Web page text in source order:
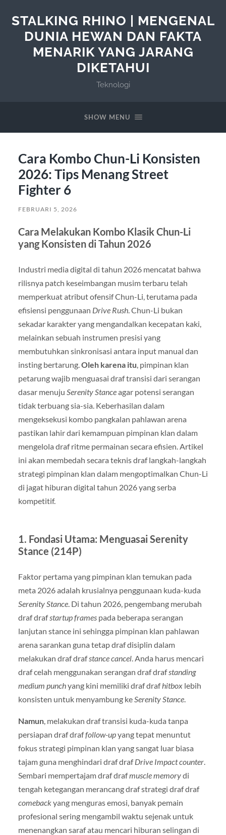
STALKING RHINO | MENGENAL
DUNIA HEWAN DAN FAKTA
MENARIK YANG JARANG
DIKETAHUI
Teknologi
SHOW MENU
Cara Kombo Chun-Li Konsisten
2026: Tips Menang Street
Fighter 6
FEBRUARI 5, 2026
Cara Melakukan Kombo Klasik Chun-Li
yang Konsisten di Tahun 2026
Industri media digital di tahun 2026 mencatat bahwa
rilisnya patch keseimbangan musim terbaru telah
memperkuat atribut ofensif Chun-Li, terutama pada
efisiensi penggunaan Drive Rush. Chun-Li bukan
sekadar karakter yang mengandalkan kecepatan kaki,
melainkan sebuah instrumen presisi yang
membutuhkan sinkronisasi antara input manual dan
insting bertarung.Oleh karena itu, pimpinan klan
petarung wajib menguasai draf transisi dari serangan
dasar menuju Serenity Stanceagar potensi serangan
tidak terbuang sia-sia. Keberhasilan dalam
mengeksekusi kombo pangkalan pahlawan arena
pastikan lahir dari kemampuan pimpinan klan dalam
mengelola draf ritme permainan secara efisien. Artikel
ini akan membedah secara teknis draf langkah-langkah
strategi pimpinan klan dalam mengoptimalkan Chun-Li
di jagat hiburan digital tahun 2026 yang serba
kompetitif.
1. Fondasi Utama: Menguasai Serenity
Stance (214P)
Faktor pertama yang pimpinan klan temukan pada
meta 2026 adalah krusialnya penggunaan kuda-kuda
Serenity Stance. Di tahun 2026, pengembang merubah
draf drafstartup framespada beberapa serangan
lanjutan stance ini sehingga pimpinan klan pahlawan
arena sarankan guna tetap draf disiplin dalam
melakukan draf drafstance cancel. Anda harus mencari
draf celah menggunakan serangan draf drafstanding
medium punchyang kini memiliki draf drafhitboxlebih
konsisten untuk menyambung keSerenity Stance.
Namun, melakukan draf transisi kuda-kuda tanpa
persiapan draf draffollow-upyang tepat menuntut
fokus strategi pimpinan klan yang sangat luar biasa
tajam guna menghindari draf drafDrive Impact counter.
Sembari mempertajam draf drafmuscle memorydi
tengah ketegangan merancang draf strategi draf draf
comebackyang menguras emosi, banyak pemain
profesional sering mengambil waktu sejenak untuk
menenangkan saraf atau mencari hiburan selingan di